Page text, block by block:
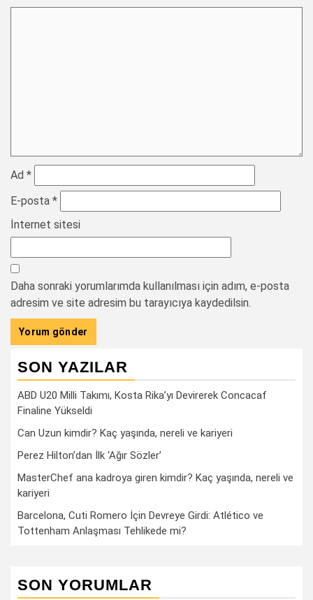
Ad *
E-posta *
İnternet sitesi
Daha sonraki yorumlarımda kullanılması için adım, e-posta
adresim ve site adresim bu tarayıcıya kaydedilsin.
SON YAZILAR
ABD U20 Milli Takımı, Kosta Rika’yı Devirerek Concacaf
Finaline Yükseldi
Can Uzun kimdir? Kaç yaşında, nereli ve kariyeri
Perez Hilton’dan İlk ‘Ağır Sözler’
MasterChef ana kadroya giren kimdir? Kaç yaşında, nereli ve
kariyeri
Barcelona, Cuti Romero İçin Devreye Girdi: Atlético ve
Tottenham Anlaşması Tehlikede mi?
SON YORUMLAR